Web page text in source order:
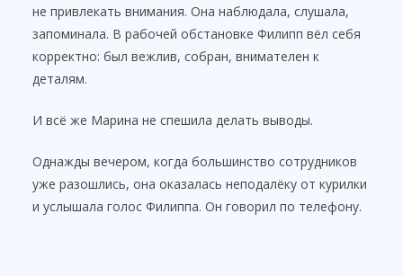
не привлекать внимания. Она наблюдала, слушала,
запоминала. В рабочей обстановке Филипп вёл себя
корректно: был вежлив, собран, внимателен к
деталям.
И всё же Марина не спешила делать выводы.
Однажды вечером, когда большинство сотрудников
уже разошлись, она оказалась неподалёку от курилки
и услышала голос Филиппа. Он говорил по телефону.